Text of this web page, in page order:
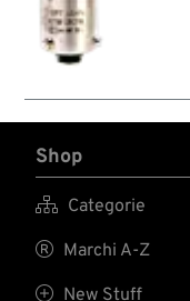
Shop
 Categorie
 Marchi A-Z
 New Stuff